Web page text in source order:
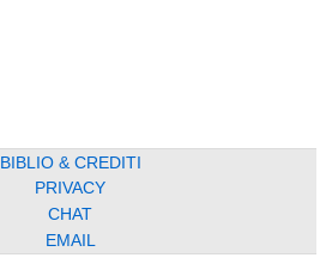
BIBLIO & CREDITI
PRIVACY
CHAT
EMAIL